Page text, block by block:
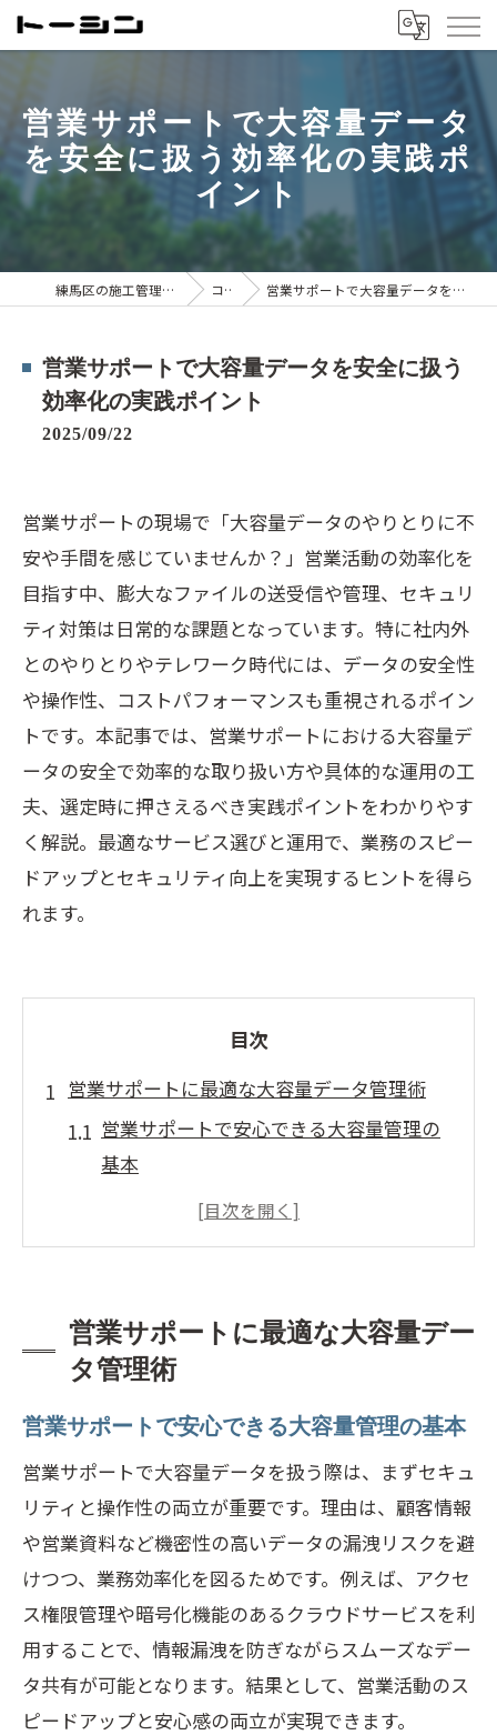
営業サポートで大容量データ
を安全に扱う効率化の実践ポ
イント
練馬区の施工管理は株式会社トーシン コラム 営業サポートで大容量データを安全に扱う効率化の実践ポイント
営業サポートで大容量データを安全に扱う
効率化の実践ポイント
2025/09/22
営業サポートの現場で「大容量データのやりとりに不
安や手間を感じていませんか？」営業活動の効率化を
目指す中、膨大なファイルの送受信や管理、セキュリ
ティ対策は日常的な課題となっています。特に社内外
とのやりとりやテレワーク時代には、データの安全性
や操作性、コストパフォーマンスも重視されるポイン
トです。本記事では、営業サポートにおける大容量デ
ータの安全で効率的な取り扱い方や具体的な運用の工
夫、選定時に押さえるべき実践ポイントをわかりやす
く解説。最適なサービス選びと運用で、業務のスピー
ドアップとセキュリティ向上を実現するヒントを得ら
れます。
目次
営業サポートに最適な大容量データ管理術
営業サポートで安心できる大容量管理の
基本
無料サービス活用で営業サポートを効率
化
法
安全な営業サポートのための保存先選び
大容量データ活用で営業サポート最適化
大容量データの共有を安全に行う営業支援法
営業サポートにおける安全な共有のコツ
大容量データ共有で重視すべき営業支援
策
無料・安全な営業サポート共有術とは
営業サポートで使える転送サービス比較
営業サポートで安心を得る共有の仕組み
営業サポートに最適な大容量デー
タ管理術
営業サポートで安心できる大容量管理の基本
営業サポートで大容量データを扱う際は、まずセキュ
リティと操作性の両立が重要です。理由は、顧客情報
や営業資料など機密性の高いデータの漏洩リスクを避
けつつ、業務効率化を図るためです。例えば、アクセ
ス権限管理や暗号化機能のあるクラウドサービスを利
用することで、情報漏洩を防ぎながらスムーズなデー
タ共有が可能となります。結果として、営業活動のス
ピードアップと安心感の両立が実現できます。